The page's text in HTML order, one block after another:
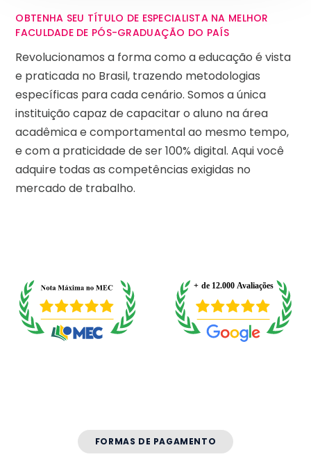
OBTENHA SEU TÍTULO DE ESPECIALISTA NA MELHOR
FACULDADE DE PÓS-GRADUAÇÃO DO PAÍS
Revolucionamos a forma como a educação é vista
e praticada no Brasil, trazendo metodologias
específicas para cada cenário. Somos a única
instituição capaz de capacitar o aluno na área
acadêmica e comportamental ao mesmo tempo,
e com a praticidade de ser 100% digital. Aqui você
adquire todas as competências exigidas no
mercado de trabalho.
FORMAS DE PAGAMENTO